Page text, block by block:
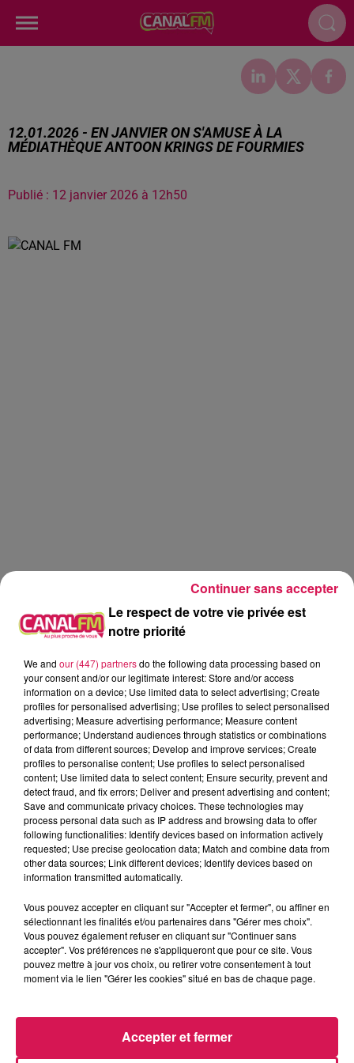
12.01.2026 - EN JANVIER ON S'AMUSE À LA
MÉDIATHÈQUE ANTOON KRINGS DE FOURMIES
Publié : 12 janvier 2026 à 12h50
Eva Spilmont
Balade et Vous
0:00 2 min 52 sec
12 janvier 2026 - 2 min 52 sec
12.01.2026 - EN JANVIER ON S'AMUSE À LA
MÉDIATHÈQUE ANTOON KRINGS DE FOURMIES
Du lundi au vendredi, avec les organisateurs de
manifestations et Eva, découvrons les évènements dans
notre région.
Le respect de votre vie privée est
notre priorité
We and our (447) partnersdo the following data processing based on
your consent and/or our legitimate interest: Store and/or access
information on a device; Use limited data to select advertising; Create
profiles for personalised advertising; Use profiles to select personalised
advertising; Measure advertising performance; Measure content
performance; Understand audiences through statistics or combinations
of data from different sources; Develop and improve services; Create
profiles to personalise content; Use profiles to select personalised
content; Use limited data to select content; Ensure security, prevent and
detect fraud, and fix errors; Deliver and present advertising and content;
Save and communicate privacy choices. These technologies may
process personal data such as IP address and browsing data to offer
following functionalities: Identify devices based on information actively
requested; Use precise geolocation data; Match and combine data from
other data sources; Link different devices; Identify devices based on
information transmitted automatically.
Vous pouvez accepter en cliquant sur "Accepter et fermer", ou affiner en
sélectionnant les finalités et/ou partenaires dans "Gérer mes choix".
Vous pouvez également refuser en cliquant sur "Continuer sans
accepter". Vos préférences ne s'appliqueront que pour ce site. Vous
pouvez mettre à jour vos choix, ou retirer votre consentement à tout
moment via le lien "Gérer les cookies" situé en bas de chaque page.
Accepter et fermer
Continuer sans accepter